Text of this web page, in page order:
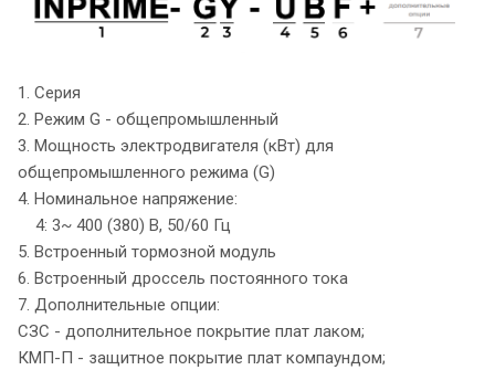
1. Серия
2. Режим G - общепромышленный
3. Мощность электродвигателя (кВт) для
общепромышленного режима (G)
4. Номинальное напряжение:
4: 3~ 400 (380) В, 50/60 Гц
5. Встроенный тормозной модуль
6. Встроенный дроссель постоянного тока
7. Дополнительные опции:
СЗС - дополнительное покрытие плат лаком;
КМП-П - защитное покрытие плат компаундом;